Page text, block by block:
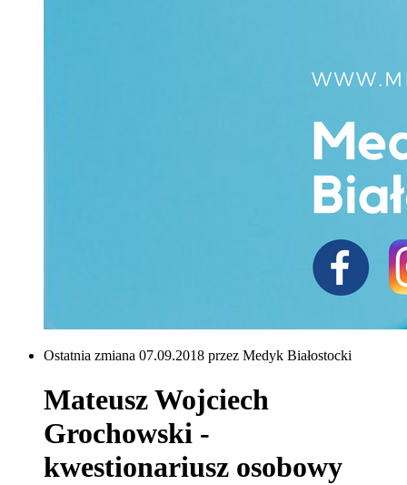
Ostatnia zmiana 07.09.2018 przez Medyk Białostocki
Mateusz Wojciech
Grochowski -
kwestionariusz osobowy